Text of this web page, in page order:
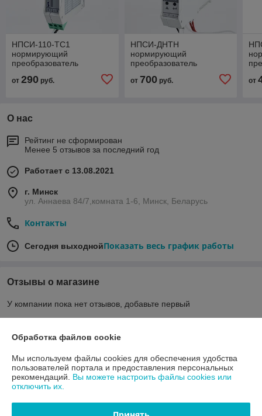
НПСИ-110-ТС1
нормирующий
преобразователь
сопротивления
от 290 руб.
НПСИ-ДНТН
нормирующий
преобразователь
напряжения и тока
от 700руб. от
О нас
Рейтинг не сформирован
Менее 5 отзывов за последний год
Работает с 13.08.2021
г. Минск
ул. Аннаева 84/7,комната 1-6, Минск, Беларусь
Контакты
Сегодня выходнойПоказать весь график работы
Отзывы о магазине
У компании пока нет отзывов, добавьте первый
О нас
Контакты
Доставка и оплата
Обработка файлов cookie
Мы используем файлы cookies для обеспечения удобства
пользователей портала и предоставления персональных
рекомендаций. Вы можете настроить файлы cookies или
отключить их.